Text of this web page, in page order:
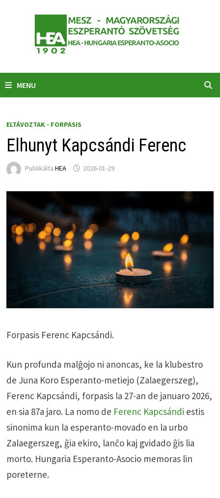
MENU
ELTÁVOZTAK - FORPASIS
Elhunyt Kapcsándi Ferenc
Publikálta HEA 2026-01-29
Forpasis Ferenc Kapcsándi.
Kun profunda malĝojo ni anoncas, ke la klubestro
de Juna Koro Esperanto-metiejo (Zalaegerszeg),
Ferenc Kapcsándi, forpasis la 27-an de januaro 2026,
en sia 87a jaro. La nomo de Ferenc Kapcsándi estis
sinonima kun la esperanto-movado en la urbo
Zalaegerszeg, ĝia ekiro, lanĉo kaj gvidado ĝis lia
morto. Hungaria Esperanto-Asocio memoras lin
poreterne.